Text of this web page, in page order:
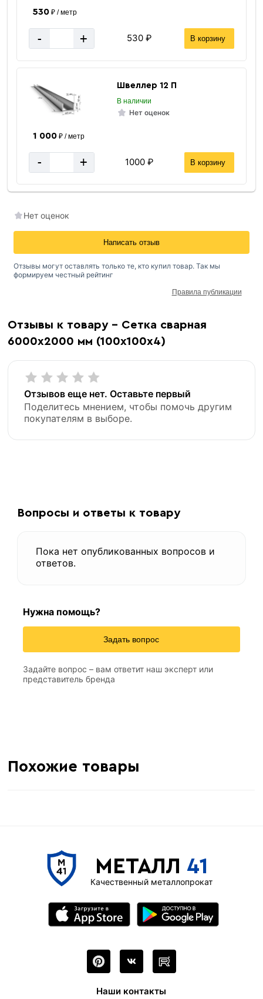
530₽ / метр
- + 530 ₽ В корзину
Швеллер 12 П
В наличии
Нет оценок
1 000₽ / метр
- + 1000 ₽ В корзину
Отзывы к товару - Сетка сварная
6000х2000 мм (100х100х4)
Отзывов еще нет. Оставьте первый
Поделитесь мнением, чтобы помочь другим
покупателям в выборе.
Нет оценок
Написать отзыв
Отзывы могут оставлять только те, кто купил товар. Так мы
формируем честный рейтинг
Правила публикации
Вопросы и ответы к товару
Пока нет опубликованных вопросов и
ответов.
Нужна помощь?
Задать вопрос
Задайте вопрос – вам ответит наш эксперт или
представитель бренда
Похожие товары
МЕТАЛЛ 41
Качественный металлопрокат
Наши контакты